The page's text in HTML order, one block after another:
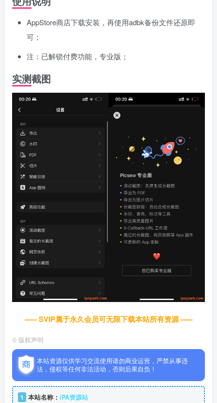
AppStore商店下载安装，再使用adbk备份文件还原即
可；
注：已解锁付费功能，专业版；
实测截图
----- SVIP属于永久会员可无限下载本站所有资源 -----
© 版权声明
本站资源仅供学习交流使用请勿商业运营，严禁从事违
法，侵权等任何非法活动，否则后果自负！
1 本站名称： iPA资源站